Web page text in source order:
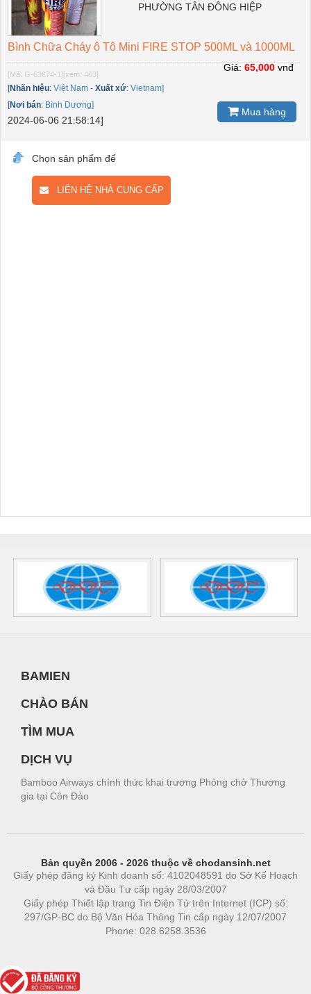
PHƯỜNG TÂN ĐÔNG HIỆP
Bình Chữa Cháy ô Tô Mini FIRE STOP 500ML và 1000ML
[Mã: G-63674-1][xem: 463]
[Nhãn hiệu: Việt Nam - Xuất xứ: Vietnam]
[Nơi bán: Bình Dương]
2024-06-06 21:58:14]
Giá: 65,000 vnđ
Mua hàng
Chọn sản phẩm để
LIÊN HỆ NHÀ CUNG CẤP
BAMIEN
CHÀO BÁN
TÌM MUA
DỊCH VỤ
Bamboo Airways chính thức khai trương Phòng chờ Thương
gia tại Côn Đảo
Bản quyền 2006 - 2026 thuộc về chodansinh.net
Giấy phép đăng ký Kinh doanh số: 4102048591 do Sở Kế Hoạch
và Đầu Tư cấp ngày 28/03/2007
Giấy phép Thiết lập trang Tin Điện Tử trên Internet (ICP) số:
297/GP-BC do Bộ Văn Hóa Thông Tin cấp ngày 12/07/2007
Phone: 028.6258.3536